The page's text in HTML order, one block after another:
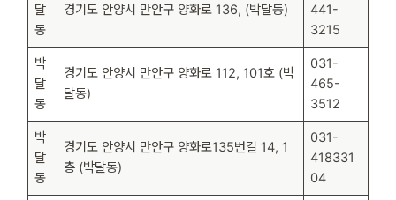
달
동
경기도 안양시 만안구 양화로 136, (박달동)
441-
3215
박
달
동
경기도 안양시 만안구 양화로 112, 101호 (박
달동)
031-
465-
3512
박
달
동
경기도 안양시 만안구 양화로135번길 14, 1
층 (박달동)
031-
418331
04